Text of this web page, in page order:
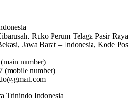
Ruko Perum Telaga Pasir Raya
Jawa Barat – Indonesia, Kode Pos
number)
(mobile number)
Trinindo Indonesia